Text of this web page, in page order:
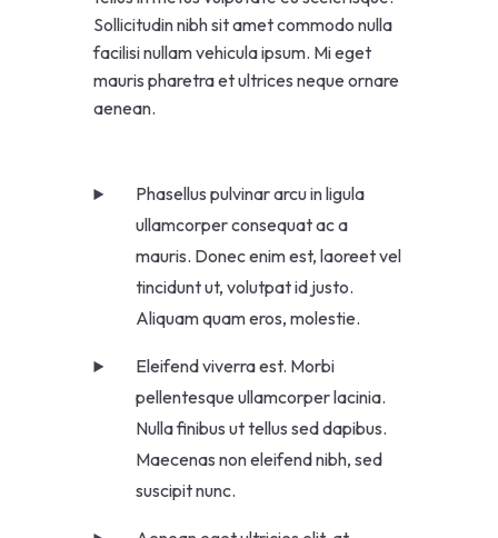
Sollicitudin nibh sit amet commodo nulla
facilisi nullam vehicula ipsum. Mi eget
mauris pharetra et ultrices neque ornare
aenean.
Phasellus pulvinar arcu in ligula
ullamcorper consequat ac a
mauris. Donec enim est, laoreet vel
tincidunt ut, volutpat id justo.
Aliquam quam eros, molestie.
Eleifend viverra est. Morbi
pellentesque ullamcorper lacinia.
Nulla finibus ut tellus sed dapibus.
Maecenas non eleifend nibh, sed
suscipit nunc.